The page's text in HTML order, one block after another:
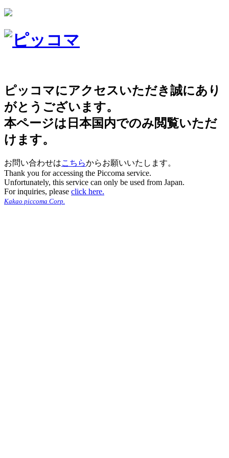
ピッコマにアクセスいただき誠にあり
がとうございます。
本ページは日本国内でのみ閲覧いただ
けます。
お問い合わせはこちらからお願いいたします。
Thank you for accessing the Piccoma service.
Unfortunately, this service can only be used from Japan.
For inquiries, please click here.
Kakao piccoma Corp.